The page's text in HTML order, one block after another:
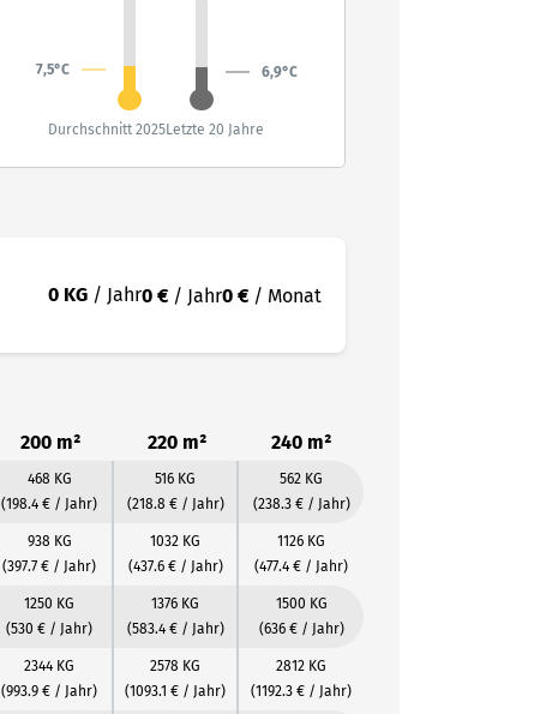
7,5°C 6,9°C
Durchschnitt 2025Letzte 20 Jahre
0 KG / Jahr0 € / Jahr0 € / Monat
200 m² 220 m² 240 m²
468 KG
(198.4 € / Jahr)
516 KG
(218.8 € / Jahr)
562 KG
(238.3 € / Jahr)
938 KG
(397.7 € / Jahr)
1032 KG
(437.6 € / Jahr)
1126 KG
(477.4 € / Jahr)
1250 KG
(530 € / Jahr)
1376 KG
(583.4 € / Jahr)
1500 KG
(636 € / Jahr)
2344 KG
(993.9 € / Jahr)
2578 KG
(1093.1 € / Jahr)
2812 KG
(1192.3 € / Jahr)